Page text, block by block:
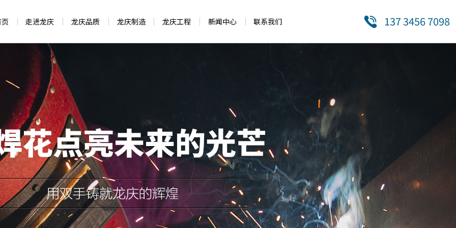
137 3456 7098
走进龙庆 龙庆品质 龙庆制造 龙庆工程 新闻中心 联系我们